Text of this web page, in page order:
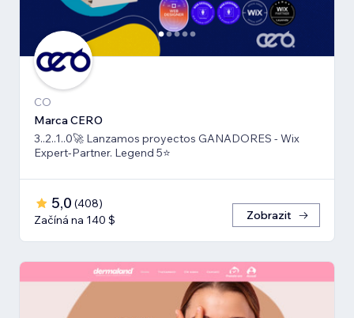
CO
Marca CERO
3..2..1..0🚀 Lanzamos proyectos GANADORES - Wix
Expert-Partner. Legend 5⭐️
5,0 (408)
Začíná na 140 $
Zobrazit